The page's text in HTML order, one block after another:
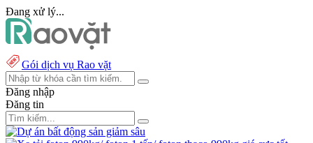
Đang xử lý...
Gói dịch vụ Rao vặt
Đăng nhập
Đăng tin